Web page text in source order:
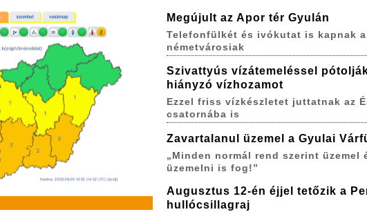
Megújult az Apor tér Gyulán
Telefonfülkét és ivókutat is kapnak a
németvárosiak
Szivattyús vízátemeléssel
hiányzó vízhozamot
Ezzel friss vízkészletet juttatnak az
csatornába is
Zavartalanul üzemel a Gyulai
„Minden normál rend szerint üzemel
üzemelni is fog!”
Augusztus 12-én éjjel tetőzik a
hullócsillagraj